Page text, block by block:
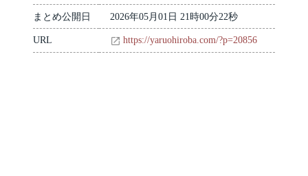
まとめ公開日 2026年05月01日 21時00分22秒
URL https://yaruohiroba.com/?p=20856